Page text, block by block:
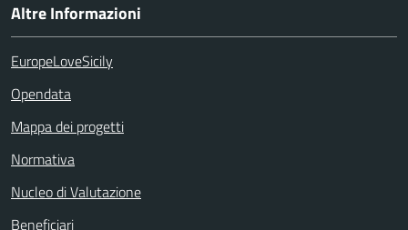
Altre Informazioni
EuropeLoveSicily
Opendata
Mappa dei progetti
Normativa
Nucleo di Valutazione
Beneficiari